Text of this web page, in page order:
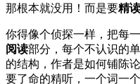
那根本就没用！而是要精读
你得像个侦探一样，把每
阅读部分，每个不认识的
的结构，作者是如何铺陈
要了命的精听，一个词一